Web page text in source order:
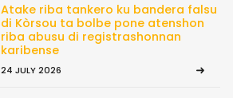
Atake riba tankero ku bandera falsu
di Kòrsou ta bolbe pone atenshon
riba abusu di registrashonnan
karibense
24 JULY 2026